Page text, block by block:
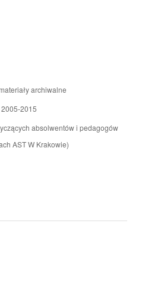
archiwalne
2015
absolwentów i pedagogów
AST W Krakowie)